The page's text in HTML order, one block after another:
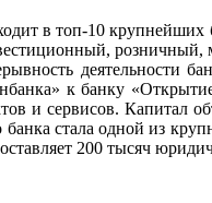
в топ-10 крупнейших
розничный,
деятельности
к банку
и сервисов. Капитал
банка стала одной из
200 тысяч